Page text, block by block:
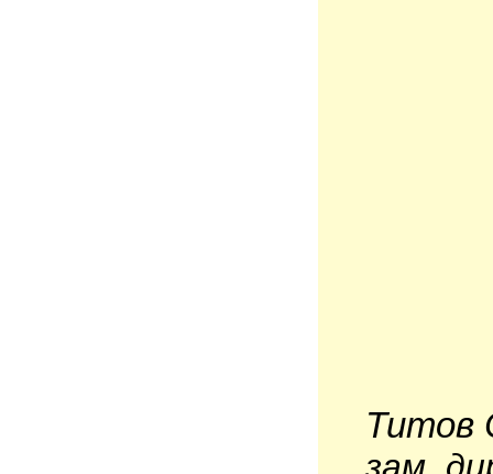
Титов